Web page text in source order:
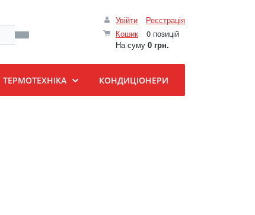
Увійти
Реєстрація
Кошик
0 позицій
На суму 0 грн.
ТЕРМОТЕХНІКА КОНДИЦІОНЕРИ